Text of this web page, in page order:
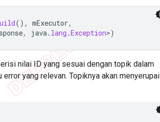
(), mExecutor,
, java. lang .Exception>)
nilai ID yang sesuai dengan topik dalam
yang relevan. Topiknya akan menyerupai